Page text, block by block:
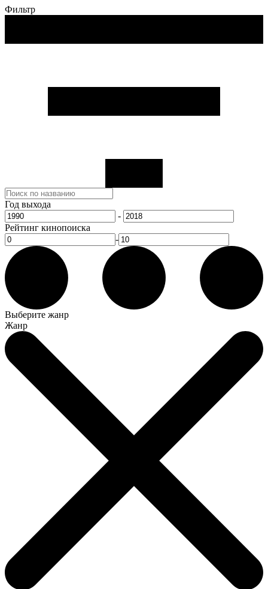
Фильтр
Год выхода
-
Рейтинг кинопоиска
-
Выберите жанр
Жанр